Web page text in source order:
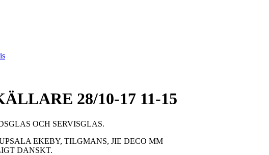
28/10-17 11-15
OCH SERVISGLAS.
EKEBY, TILGMANS, JIE DECO MM
DANSKT.